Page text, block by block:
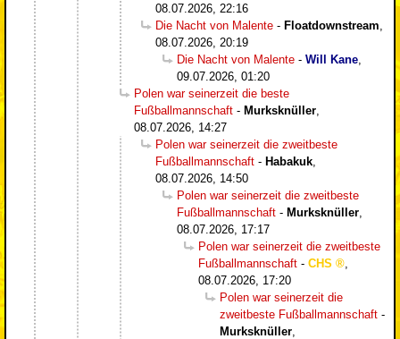
08.07.2026, 22:16
Die Nacht von Malente - Floatdownstream
08.07.2026, 20:19
Die Nacht von Malente - Will Kane
09.07.2026, 01:20
Polen war seinerzeit die beste
Fußballmannschaft - Murksknüller
08.07.2026, 14:27
Polen war seinerzeit die zweitbeste
Fußballmannschaft - Habakuk
08.07.2026, 14:50
Polen war seinerzeit die zweitbeste
Fußballmannschaft - Murksknüller
08.07.2026, 17:17
Polen war seinerzeit die zweitbeste
Fußballmannschaft - CHS
08.07.2026, 17:20
Polen war seinerzeit die
zweitbeste Fußballmannschaft -
Murksknüller